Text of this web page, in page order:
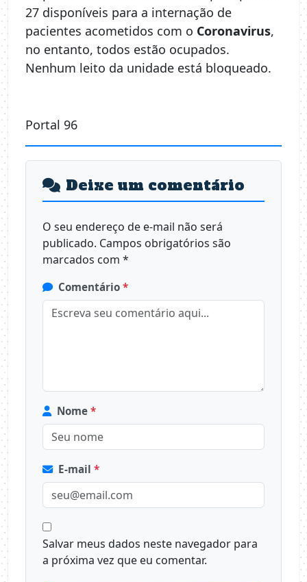
27 disponíveis para a internação de
pacientes acometidos com o Coronavirus,
no entanto, todos estão ocupados.
Nenhum leito da unidade está bloqueado.
Portal 96
Deixe um comentário
O seu endereço de e-mail não será
publicado. Campos obrigatórios são
marcados com *
Comentário *
Nome *
E-mail *
Salvar meus dados neste navegador para
a próxima vez que eu comentar.